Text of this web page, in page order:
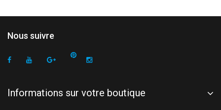
Nous suivre
Informations sur votre boutique